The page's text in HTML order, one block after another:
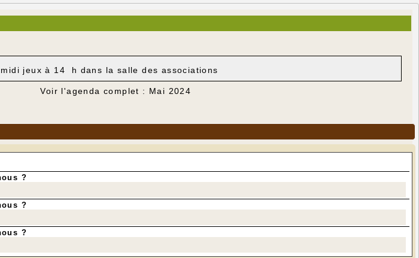
jeux à 14 h dans la salle des associations
Voir l'agenda complet : Mai 2024
?
?
?